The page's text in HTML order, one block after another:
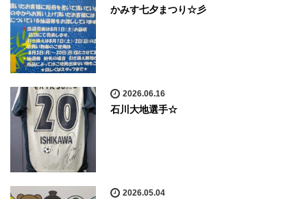
かみす七夕まつり☆彡
2026.06.16
石川大地選手☆
2026.05.04